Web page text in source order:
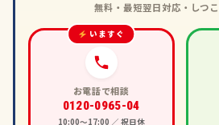
無料・最短翌日対応・しつ
いますぐ
お電話で相談
0120-0965-04
10:00〜17:00 ／ 祝日休